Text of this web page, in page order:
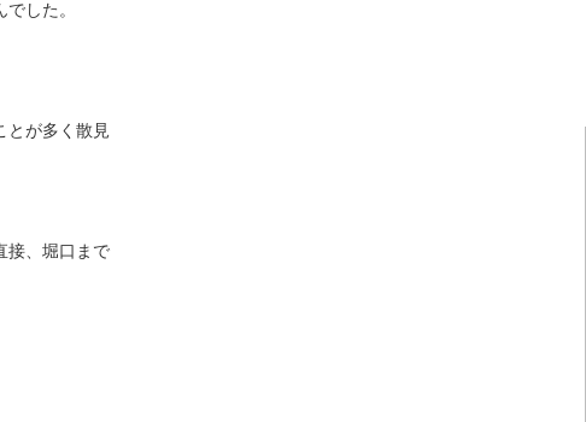
した。
とが多く散見
接、堀口まで